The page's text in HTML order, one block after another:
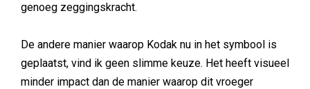
genoeg zeggingskracht.
De andere manier waarop Kodak nu in het symbool is
geplaatst, vind ik geen slimme keuze. Het heeft visueel
minder impact dan de manier waarop dit vroeger